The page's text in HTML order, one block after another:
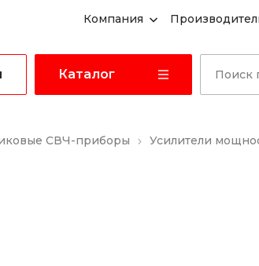
Компания
Каталог
СВЧ-приборы
Усилители